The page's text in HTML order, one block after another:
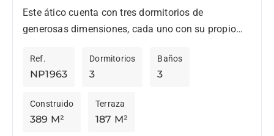
Este ático cuenta con tres dormitorios de
generosas dimensiones, cada uno con su propio
comodidad a todos los...
NP1963
Ref.
3
Dormitorios
3
Baños
389 M²
Construido
187 M²
Terraza